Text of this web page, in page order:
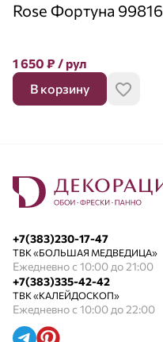
Rose Фортуна 99816
1 650 ₽ / рул
В корзину
+7(383)230-17-47
ТВК «БОЛЬШАЯ МЕДВЕДИЦА»
Ежедневно с 10:00 до 21:00
+7(383)335-42-42
ТВК «КАЛЕЙДОСКОП»
Ежедневно с 10:00 до 22:00